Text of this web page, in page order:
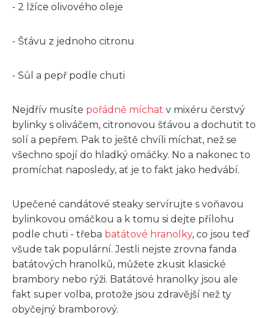
- 2 lžíce olivového oleje
- Šťávu z jednoho citronu
- Sůl a pepř podle chuti
Nejdřív musíte pořádně míchat v mixéru čerstvý
bylinky s oliváčem, citronovou šťávou a dochutit to
solí a pepřem. Pak to ještě chvíli míchat, než se
všechno spojí do hladký omáčky. No a nakonec to
promíchat naposledy, ať je to fakt jako hedvábí.
Upečené candátové steaky servírujte s voňavou
bylinkovou omáčkou a k tomu si dejte přílohu
podle chuti - třeba batátové hranolky, co jsou teď
všude tak populární. Jestli nejste zrovna fanda
batátových hranolků, můžete zkusit klasické
brambory nebo rýži. Batátové hranolky jsou ale
fakt super volba, protože jsou zdravější než ty
obyčejný bramborový.